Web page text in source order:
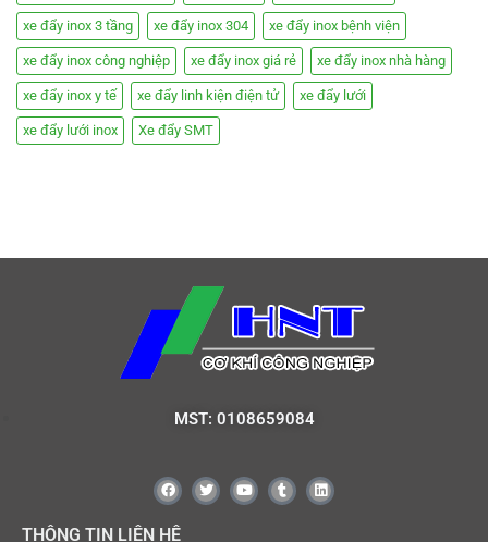
xe đẩy inox 3 tầng xe đẩy inox 304 xe đẩy inox bệnh viện
xe đẩy inox công nghiệp xe đẩy inox giá rẻ xe đẩy inox nhà hàng
xe đẩy inox y tế xe đẩy linh kiện điện tử xe đẩy lưới
xe đẩy lưới inox Xe đẩy SMT
MST: 0108659084
THÔNG TIN LIÊN HỆ